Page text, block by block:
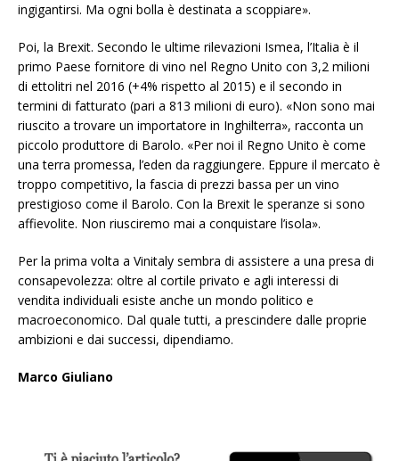
ingigantirsi. Ma ogni bolla è destinata a scoppiare».
Poi, la Brexit. Secondo le ultime rilevazioni Ismea, l’Italia è il
primo Paese fornitore di vino nel Regno Unito con 3,2 milioni
di ettolitri nel 2016 (+4% rispetto al 2015) e il secondo in
termini di fatturato (pari a 813 milioni di euro). «Non sono mai
riuscito a trovare un importatore in Inghilterra», racconta un
piccolo produttore di Barolo. «Per noi il Regno Unito è come
una terra promessa, l’eden da raggiungere. Eppure il mercato è
troppo competitivo, la fascia di prezzi bassa per un vino
prestigioso come il Barolo. Con la Brexit le speranze si sono
affievolite. Non riusciremo mai a conquistare l’isola».
Per la prima volta a Vinitaly sembra di assistere a una presa di
consapevolezza: oltre al cortile privato e agli interessi di
vendita individuali esiste anche un mondo politico e
macroeconomico. Dal quale tutti, a prescindere dalle proprie
ambizioni e dai successi, dipendiamo.
Marco Giuliano